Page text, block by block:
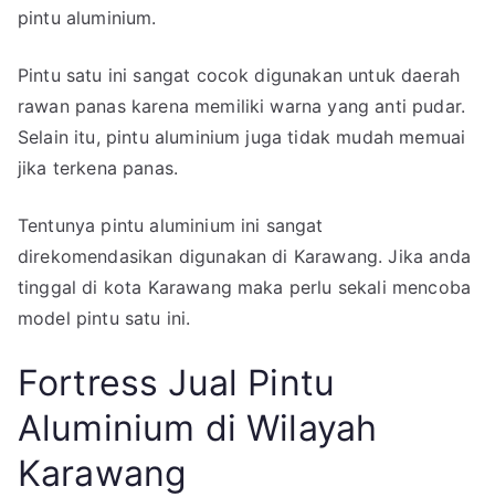
pintu aluminium.
Pintu satu ini sangat cocok digunakan untuk daerah
rawan panas karena memiliki warna yang anti pudar.
Selain itu, pintu aluminium juga tidak mudah memuai
jika terkena panas.
Tentunya pintu aluminium ini sangat
direkomendasikan digunakan di Karawang. Jika anda
tinggal di kota Karawang maka perlu sekali mencoba
model pintu satu ini.
Fortress Jual Pintu
Aluminium di Wilayah
Karawang